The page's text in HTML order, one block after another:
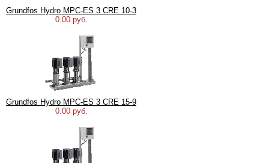
Grundfos Hydro MPC-ES 3 CRE 10-3
0.00 руб.
Grundfos Hydro MPC-ES 3 CRE 15-9
0.00 руб.